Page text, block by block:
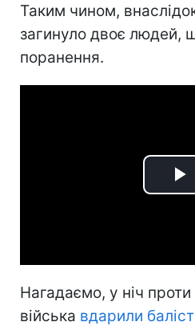
Таким чином,
загинуло двоє людей,
поранення.
Нагадаємо, у ніч проти
війська вдарили